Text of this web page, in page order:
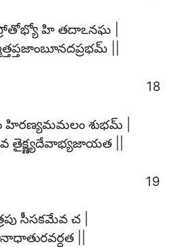
హి తదాఽనఘ |
||
18
హిరణ్యమమలం శుభమ్ |
తైక్ష్ణ్యదేవాభ్యజాయత ||
19
సీసకమేవ చ |
||